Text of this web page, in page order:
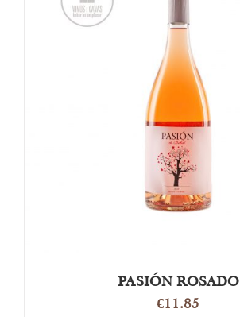
DETAILS
PASIÓN ROSADO
€11.85